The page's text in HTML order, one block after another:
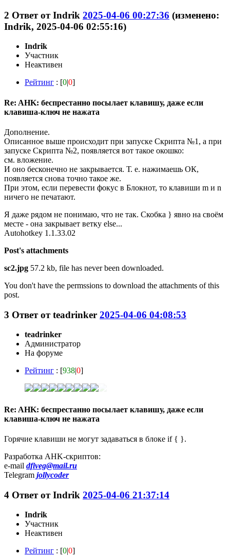
2 Ответ отIndrik 2025-04-06 00:27:36 (изменено:
Indrik, 2025-04-06 02:55:16)
Indrik
Участник
Неактивен
Рейтинг : [0|0]
Re: AHK: беспрестанно посылает клавишу, даже если
клавиша-ключ не нажата
Дополнение.
Описанное выше происходит при запуске Скрипта №1, а при
запуске Скрипта №2, появляется вот такое окошко:
см. вложение.
И оно бесконечно не закрывается. Т. е. нажимаешь ОК,
появляется снова точно такое же.
При этом, если перевести фокус в Блокнот, то клавиши m и n
ничего не печатают.
Я даже рядом не понимаю, что не так. Скобка } явно на своём
месте - она закрывает ветку else...
Autohotkey 1.1.33.02
Post's attachments
sc2.jpg 57.2 kb, file has never been downloaded.
You don't have the permssions to download the attachments of this
post.
3 Ответ отteadrinker 2025-04-06 04:08:53
teadrinker
Администратор
На форуме
Рейтинг : [938|0]
Re: AHK: беспрестанно посылает клавишу, даже если
клавиша-ключ не нажата
Горячие клавиши не могут задаваться в блоке if { }.
Разработка AHK-скриптов:
e-mail dfiveg@mail.ru
Telegram jollycoder
4 Ответ отIndrik 2025-04-06 21:37:14
Indrik
Участник
Неактивен
Рейтинг : [0|0]